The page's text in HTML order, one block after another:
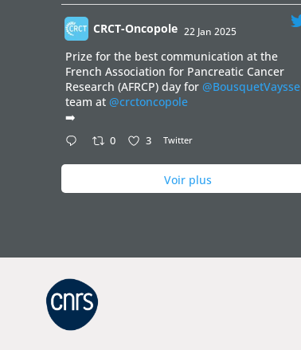
;
CRCT-Oncopole 22 Jan 2025
Prize for the best communication at the
French Association for Pancreatic Cancer
Research (AFRCP) day for @BousquetVaysse
team at @crctoncopole
➡️
0 3 Twitter
Voir plus